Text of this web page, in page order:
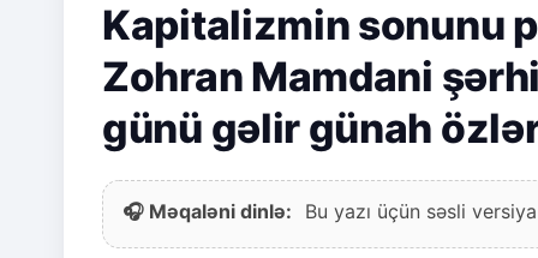
Kapitalizmin sonunu
Zohran Mamdani
günü gəlir günah
🎧 Məqaləni dinlə: Bu yazı üçün səsli